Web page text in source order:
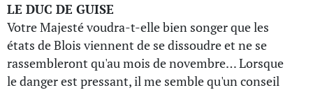
LE DUC DE GUISE
Votre Majesté voudra-t-elle bien songer que les
états de Blois viennent de se dissoudre et ne se
rassembleront qu'au mois de novembre… Lorsque
le danger est pressant, il me semble qu'un conseil